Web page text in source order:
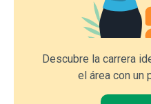
Descubre la carrera
el área con un